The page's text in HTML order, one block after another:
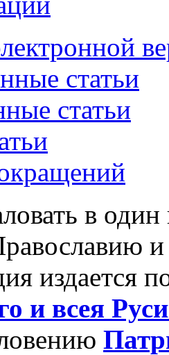
статьи
статьи
в
издается
и всея